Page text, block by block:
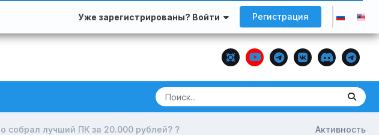
Уже зарегистрированы? Войти Регистрация
Активность
лучший ПК за 20.000 рублей? ?